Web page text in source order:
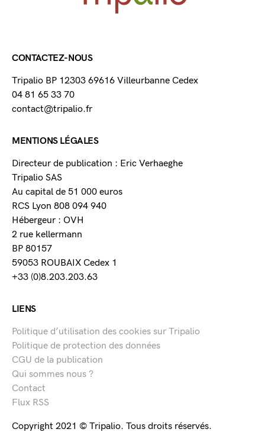
CONTACTEZ-NOUS
Tripalio BP 12303 69616 Villeurbanne Cedex
04 81 65 33 70
contact@tripalio.fr
MENTIONS LÉGALES
Directeur de publication : Eric Verhaeghe
Tripalio SAS
Au capital de 51 000 euros
RCS Lyon 808 094 940
Hébergeur : OVH
2 rue kellermann
BP 80157
59053 ROUBAIX Cedex 1
+33 (0)8.203.203.63
LIENS
Politique d’utilisation des cookies sur Tripalio
Politique de protection des données
CGU de la publication
Qui sommes nous ?
Contact
Flux RSS
Copyright 2021 © Tripalio. Tous droits réservés.